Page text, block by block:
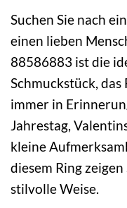
Suchen Sie nach
einen lieben
88586883 ist die
Schmuckstück,
immer in
Jahrestag,
kleine
diesem Ring
stilvolle Weise.